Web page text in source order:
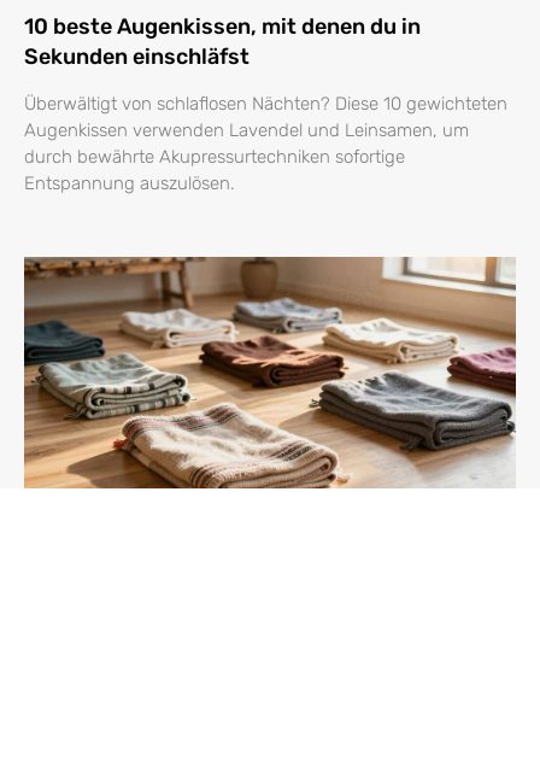
10 beste Augenkissen, mit denen du in
Sekunden einschläfst
Überwältigt von schlaflosen Nächten? Diese 10 gewichteten
Augenkissen verwenden Lavendel und Leinsamen, um
durch bewährte Akupressurtechniken sofortige
Entspannung auszulösen.